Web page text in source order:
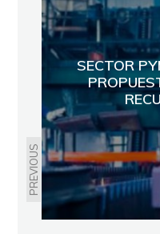
PREVIOUS
SECTOR
REVISTA